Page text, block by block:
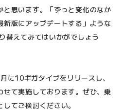
と思います。「ずっと変化のなか
新版にアップデートする」ような
替えてみてはいかがでしょう
に10ギガタイプをリリースし、
せて実施しております。ぜひ、乗
てご検討ください。